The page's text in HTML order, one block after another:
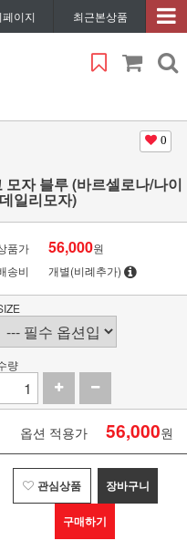
이지 최근본상품
0
자 블루 (바르셀로나/나이
일리모자)
품가 56,000원
송비
개별(비례추가)
량
옵션 적용가 56,000원
관심상품 장바구니
구매하기